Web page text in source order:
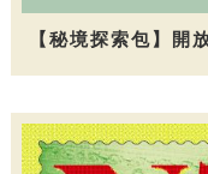
【秘境探索包】開